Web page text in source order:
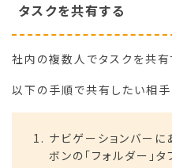
タスクを共有する
社内の複数人でタスクを共有
以下の手順で共有したい相手
ナビゲーションバーに
ボンの「フォルダー」